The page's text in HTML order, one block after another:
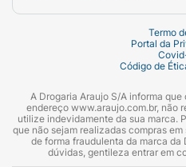
Termo
Portal da
Código de
A Drogaria Araujo S/A informa
endereço www.araujo.com.br, não
utilize indevidamente da sua marca.
que não sejam realizadas compras
de forma fraudulenta da marca da
dúvidas, gentileza entrar em